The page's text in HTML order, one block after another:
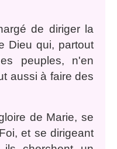
de diriger la
Dieu qui, partout
peuples, n'en
aussi à faire des
de Marie, se
et se dirigeant